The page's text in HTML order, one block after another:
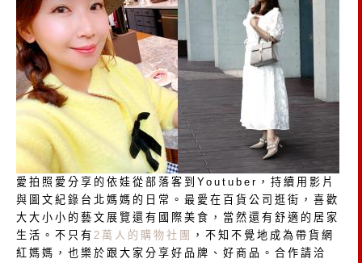
愛拍照愛分享的依娃從部落客到Youtuber，持續用影片
與圖文紀錄台北媽媽的日常。最愛在百貨公司逛街，喜歡
大大小小的藝文展覽還有國際美食，當然還有舒適的居家
生活。不只有 2萬人的購物社團
，不知不覺地成為帶貨網
紅媽媽，也樂於跟大家分享好品牌、好商品。合作請洽